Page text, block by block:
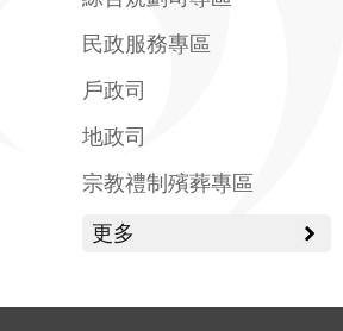
民政服務專區
戶政司
地政司
宗教禮制殯葬專區
更多